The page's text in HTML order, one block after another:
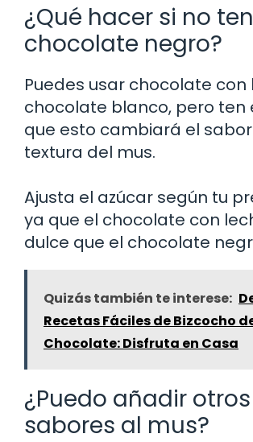
¿Qué hacer si no
chocolate negro?
Puedes usar chocolate con
chocolate blanco, pero ten
que esto cambiará el
textura del mus.
Ajusta el azúcar según tu
ya que el chocolate con
dulce que el chocolate
Quizás también te interese:
Recetas Fáciles de Bizcocho
Chocolate: Disfruta en Casa
¿Puedo añadir otros
sabores al mus?